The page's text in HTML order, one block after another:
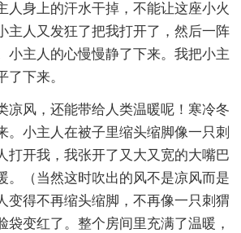
人身上的汗水干掉，不能让这座小火
主人又发狂了把我打开了，然后一阵
小主人的心慢慢静了下来。我把小主
了下来。
风，还能带给人类温暖呢！寒冷冬
。小主人在被子里缩头缩脚像一只刺
打开我，我张开了又大又宽的大嘴巴
。（当然这时吹出的风不是凉风而是
变得不再缩头缩脚，不再像一只刺猬
袋变红了。整个房间里充满了温暖，